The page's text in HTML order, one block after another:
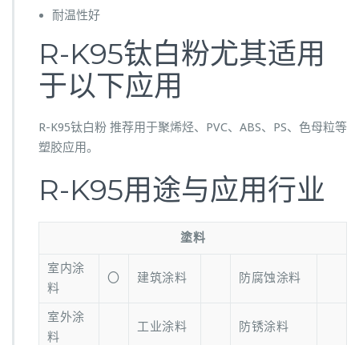
耐温性好
R-K95钛白粉尤其适用
于以下应用
R-K95钛白粉 推荐用于聚烯烃、PVC、ABS、PS、色母粒等
塑胶应用。
R-K95用途与应用行业
塗料
室内涂
料
〇 建筑涂料 防腐蚀涂料
室外涂
料
工业涂料 防锈涂料